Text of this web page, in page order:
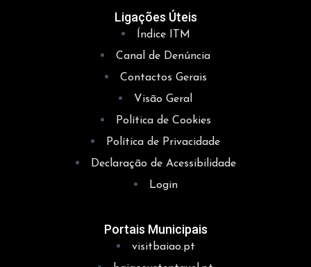
Ligações Úteis
Índice ITM
Canal de Denúncia
Contactos Gerais
Visão Geral
Política de Cookies
Política de Privacidade
Declaração de Acessibilidade
Login
Portais Municipais
visitbaiao.pt